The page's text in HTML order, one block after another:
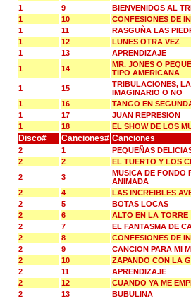
1
9
BIENVENIDOS AL
1
10
CONFESIONES DE
1
11
RASGUÑA LAS
1
12
LUNES OTRA VEZ
1
13
APRENDIZAJE
1
14
MR. JONES O
TIPO AMERICANA
1
15
TRIBULACIONES,
IMAGINARIO O NO
1
16
TANGO EN
1
17
JUAN REPRESION
1
18 EL SHOW DE LOS
Disco# Canciones# Canciones
2 1
PEQUEÑAS
2
2
EL TUERTO Y LOS
2
3
MUSICA DE FONDO
ANIMADA
2
4
LAS INCREIBLES
2
5
BOTAS LOCAS
2
6
ALTO EN LA TORRE
2
7
EL FANTASMA DE
2
8
CONFESIONES DE
2
9
CANCION PARA MI
2
10
ZAPANDO CON LA
2
11
APRENDIZAJE
2
12
CUANDO YA ME
2
13
BUBULINA